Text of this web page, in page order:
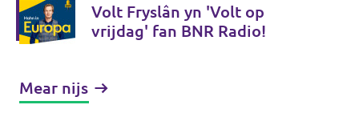
Volt Fryslân yn 'Volt op
vrijdag' fan BNR Radio!
Mear nijs